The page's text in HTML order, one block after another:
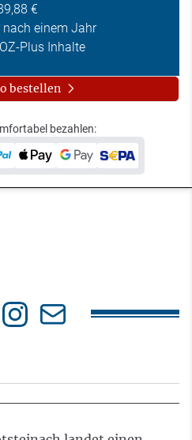
€
einem Jahr
Plus Inhalte
bestellen
bezahlen: